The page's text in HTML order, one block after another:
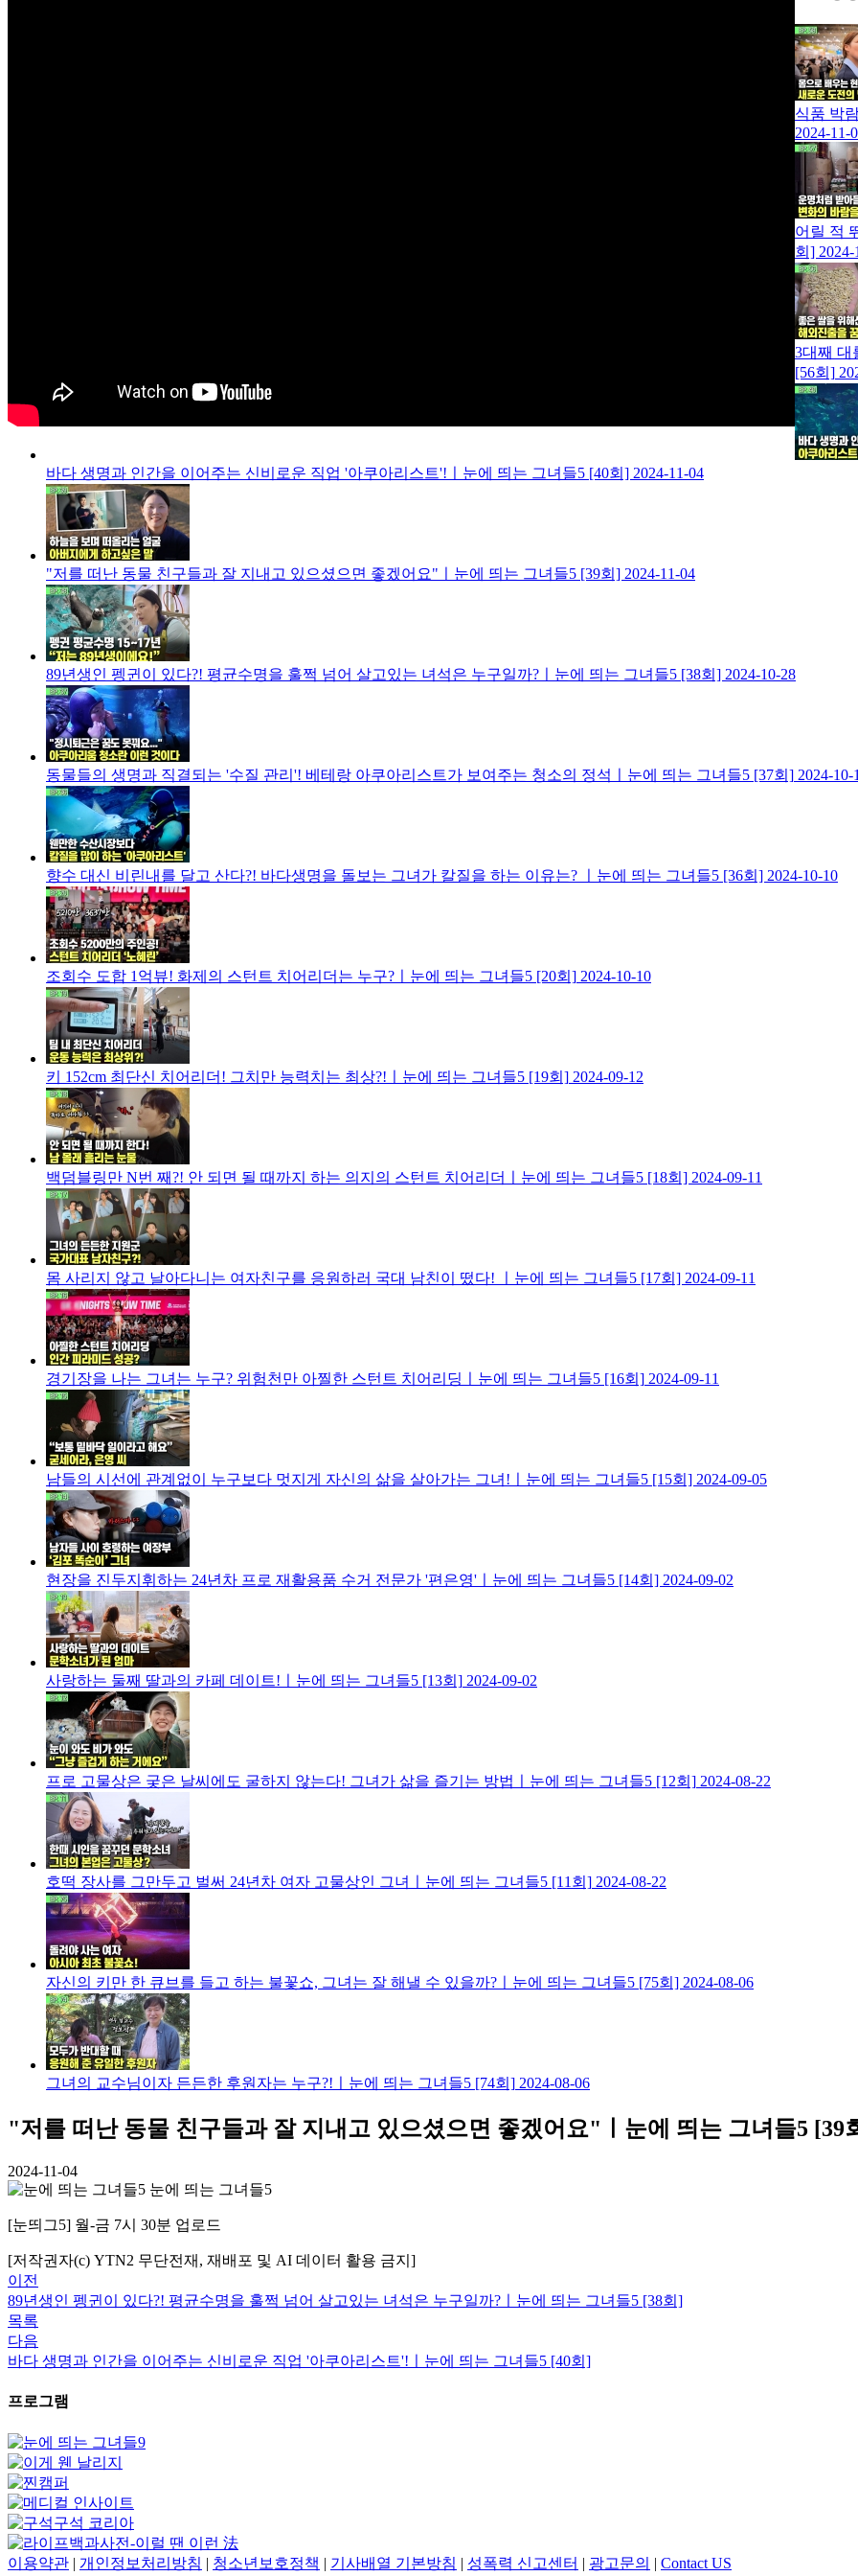
식품 박
2024-11-
어릴 적
회] 2024-
3대째 대
[56회]
바다 생명과 인간을 이어주는 신비로운 직업 '아쿠아리스트'!ㅣ눈에 띄는 그녀들5 [40회] 2024-11-04
"저를 떠난 동물 친구들과 잘 지내고 있으셨으면 좋겠어요"ㅣ눈에 띄는 그녀들5 [39회] 2024-11-04
89년생인 펭귄이 있다?! 평균수명을 훌쩍 넘어 살고있는 녀석은 누구일까?ㅣ눈에 띄는 그녀들5 [38회] 2024-10-28
동물들의 생명과 직결되는 '수질 관리'! 베테랑 아쿠아리스트가 보여주는 청소의 정석ㅣ눈에 띄는 그녀들5 [37회] 2024-10-
향수 대신 비린내를 달고 산다?! 바다생명을 돌보는 그녀가 칼질을 하는 이유는? ㅣ눈에 띄는 그녀들5 [36회] 2024-10-10
조회수 도합 1억뷰! 화제의 스턴트 치어리더는 누구?ㅣ눈에 띄는 그녀들5 [20회] 2024-10-10
키 152cm 최단신 치어리더! 그치만 능력치는 최상?!ㅣ눈에 띄는 그녀들5 [19회] 2024-09-12
백덤블링만 N번 째?! 안 되면 될 때까지 하는 의지의 스턴트 치어리더ㅣ눈에 띄는 그녀들5 [18회] 2024-09-11
몸 사리지 않고 날아다니는 여자친구를 응원하러 국대 남친이 떴다! ㅣ눈에 띄는 그녀들5 [17회] 2024-09-11
경기장을 나는 그녀는 누구? 위험천만 아찔한 스턴트 치어리딩ㅣ눈에 띄는 그녀들5 [16회] 2024-09-11
남들의 시선에 관계없이 누구보다 멋지게 자신의 삶을 살아가는 그녀!ㅣ눈에 띄는 그녀들5 [15회] 2024-09-05
현장을 진두지휘하는 24년차 프로 재활용품 수거 전문가 '편은영'ㅣ눈에 띄는 그녀들5 [14회] 2024-09-02
사랑하는 둘째 딸과의 카페 데이트!ㅣ눈에 띄는 그녀들5 [13회] 2024-09-02
프로 고물상은 궂은 날씨에도 굴하지 않는다! 그녀가 삶을 즐기는 방법ㅣ눈에 띄는 그녀들5 [12회] 2024-08-22
호떡 장사를 그만두고 벌써 24년차 여자 고물상인 그녀ㅣ눈에 띄는 그녀들5 [11회] 2024-08-22
자신의 키만 한 큐브를 들고 하는 불꽃쇼, 그녀는 잘 해낼 수 있을까?ㅣ눈에 띄는 그녀들5 [75회] 2024-08-06
그녀의 교수님이자 든든한 후원자는 누구?!ㅣ눈에 띄는 그녀들5 [74회] 2024-08-06
"저를 떠난 동물 친구들과 잘 지내고 있으셨으면 좋겠어요"ㅣ눈에 띄는 그녀들5 [39
2024-11-04
눈에 띄는 그녀들5
[눈띄그5] 월-금 7시 30분 업로드
[저작권자(c) YTN2 무단전재, 재배포 및 AI 데이터 활용 금지]
이전
89년생인 펭귄이 있다?! 평균수명을 훌쩍 넘어 살고있는 녀석은 누구일까?ㅣ눈에 띄는 그녀들5 [38회]
목록
다음
바다 생명과 인간을 이어주는 신비로운 직업 '아쿠아리스트'!ㅣ눈에 띄는 그녀들5 [40회]
프로그램
이용약관 | 개인정보처리방침 | 청소년보호정책 | 기사배열 기본방침 | 성폭력 신고센터 | 광고문의 | Contact US